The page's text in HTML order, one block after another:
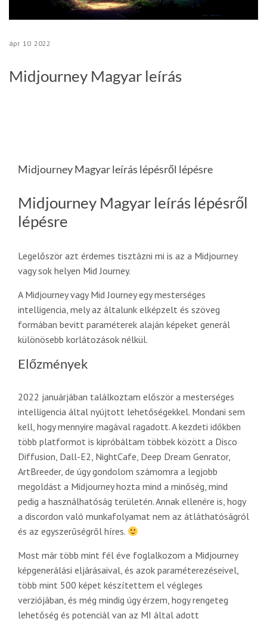
ápr 10 2022
Midjourney Magyar leírás
Midjourney Magyar leírás lépésről lépésre
Midjourney Magyar leírás lépésről
lépésre
Legelőször azt érdemes tisztázni mi is az a Midjourney
vagy sok helyen Mid Journey.
A Midjourney vagy Mid Journey egy mesterséges
intelligencia, mely az általunk elképzelt és szöveg
formában bevitt paraméterek alaján képeket generál
különösebb korlátozások nélkül.
Előzmények
2022 januárjában találkoztam először a mesterséges
intelligencia által nyújtott lehetőségekkel. Mondani sem
kell, hogy mennyire magával ragadott. A kezdeti időkben
több platformot is kipróbáltam többek között a Disco
Diffusion, Dall-E2, NightCafe, Deep Dream Genrator,
ArtBreeder, de úgy gondolom számomra a legjobb
megoldást a Midjourney hozta mind a minőség, mind
pedig a használhatóság területén. Annak ellenére is, hogy
a discordon való munkafolyamat nem az átláthatóságról
és az egyszerűségről híres.
Most már több mint fél éve foglalkozom a Midjourney
képgenerálási eljárásaival, és azok paraméterezéseivel,
több mint 500 képet készítettem el végleges
verziójában, és még mindig úgy érzem, hogy rengeteg
lehetőség és potenciál van az MI által adott